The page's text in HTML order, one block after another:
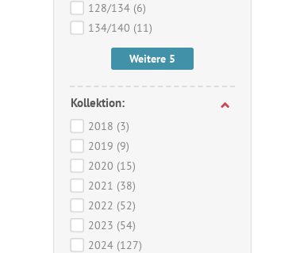
128/134 (6)
134/140 (11)
Weitere 5
Kollektion:
2018 (3)
2019 (9)
2020 (15)
2021 (38)
2022 (52)
2023 (54)
2024 (127)